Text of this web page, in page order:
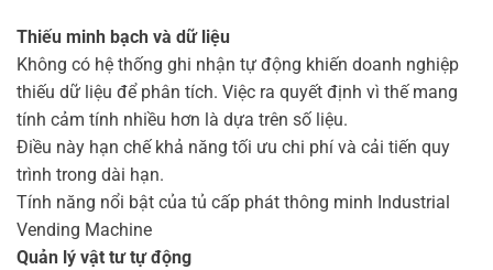
Thiếu minh bạch và dữ liệu
Không có hệ thống ghi nhận tự động khiến doanh nghiệp
thiếu dữ liệu để phân tích. Việc ra quyết định vì thế mang
tính cảm tính nhiều hơn là dựa trên số liệu.
Điều này hạn chế khả năng tối ưu chi phí và cải tiến quy
trình trong dài hạn.
Tính năng nổi bật của tủ cấp phát thông minh Industrial
Vending Machine
Quản lý vật tư tự động